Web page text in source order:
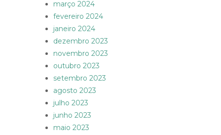
março 2024
fevereiro 2024
janeiro 2024
dezembro 2023
novembro 2023
outubro 2023
setembro 2023
agosto 2023
julho 2023
junho 2023
maio 2023